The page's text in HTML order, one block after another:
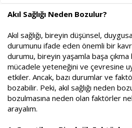
a
i
h
Akıl Sağlığı Neden Bozulur?
Akıl sağlığı, bireyin düşünsel,
durumunu ifade eden önemli bir
durumu, bireyin yaşamla başa
mücadele yeteneğini ve çevresine
etkiler. Ancak, bazı durumlar ve
bozabilir. Peki, akıl sağlığı neden
bozulmasına neden olan faktörler
arayalım.